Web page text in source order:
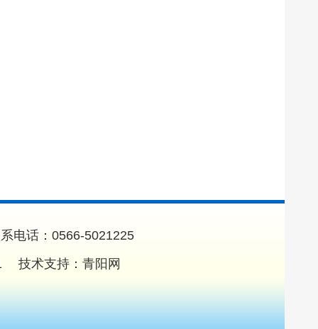
话：0566-5021225
技术支持： 青阳网